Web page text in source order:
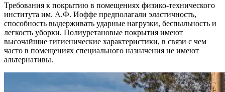
Требования к покрытию в помещениях физико-технического
института им. А.Ф. Иоффе предполагали эластичность,
способность выдерживать ударные нагрузки, беспыльность и
легкость уборки. Полиуретановые покрытия имеют
высочайшие гигиенические характеристики, в связи с чем
часто в помещениях специального назначения не имеют
альтернативы.